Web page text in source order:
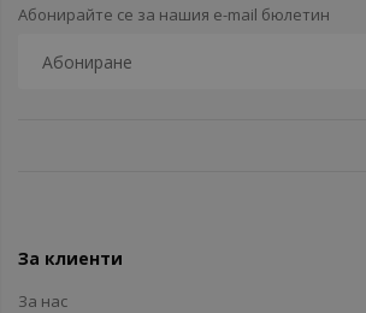
Абонирайте се за нашия e-mail бюлетин
За клиенти
За нас